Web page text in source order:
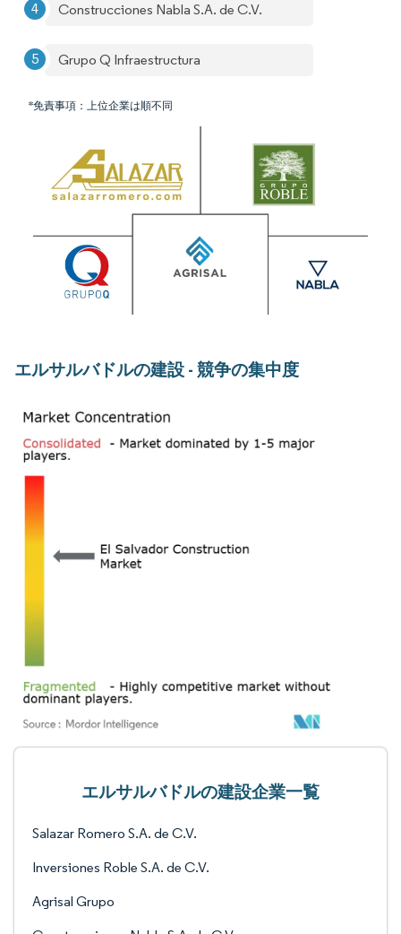
Construcciones Nabla S.A. de C.V.
Grupo Q Infraestructura
*免責事項：上位企業は順不同
エルサルバドルの建設 - 競争の集中度
エルサルバドルの建設企業一覧
Salazar Romero S.A. de C.V.
Inversiones Roble S.A. de C.V.
Agrisal Grupo